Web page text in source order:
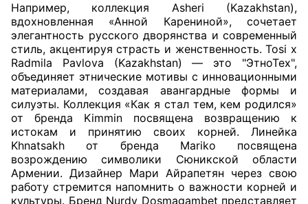
Например, коллекция Asheri (Kazakhstan),
вдохновленная «Анной Карениной», сочетает
элегантность русского дворянства и современный
стиль, акцентируя страсть и женственность. Tosi x
Radmila Pavlova (Kazakhstan) — это "ЭтноТех",
объединяет этнические мотивы с инновационными
материалами, создавая авангардные формы и
силуэты. Коллекция «Как я стал тем, кем родился»
от бренда Kimmin посвящена возвращению к
истокам и принятию своих корней. Линейка
Khnatsakh от бренда Mariko посвящена
возрождению символики Сюникской области
Армении. Дизайнер Мари Айрапетян через свою
работу стремится напомнить о важности корней и
культуры. Бренд Nurdv Dosmagambet представляет